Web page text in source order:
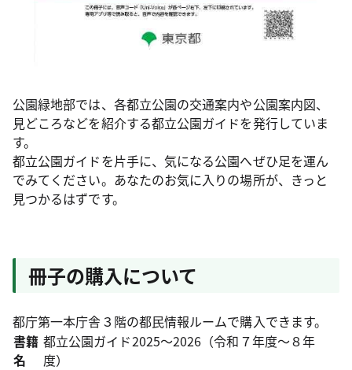
公園緑地部では、各都立公園の交通案内や公園案内図、
見どころなどを紹介する都立公園ガイドを発行していま
す。
都立公園ガイドを片手に、気になる公園へぜひ足を運ん
でみてください。あなたのお気に入りの場所が、きっと
見つかるはずです。
冊子の購入について
都庁第一本庁舎３階の都民情報ルームで購入できます。
書籍
名
都立公園ガイド2025～2026（令和７年度～８年
度）